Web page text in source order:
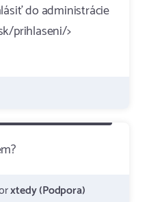
do administrácie
prihlaseni/>
xtedy (Podpora)